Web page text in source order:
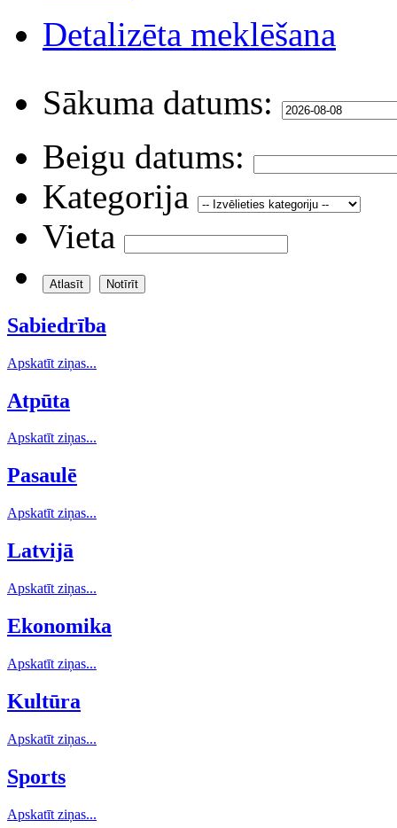
Detalizēta meklēšana
Sākuma datums:
Beigu datums:
Kategorija
Vieta
Sabiedrība
Apskatīt ziņas...
Atpūta
Apskatīt ziņas...
Pasaulē
Apskatīt ziņas...
Latvijā
Apskatīt ziņas...
Ekonomika
Apskatīt ziņas...
Kultūra
Apskatīt ziņas...
Sports
Apskatīt ziņas...